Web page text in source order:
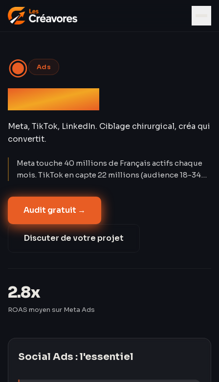
◉ Ads
Social Ads
Meta, TikTok, LinkedIn. Ciblage chirurgical, créa qui
convertit.
Meta touche 40 millions de Français actifs chaque
mois. TikTok en capte 22 millions (audience 18-34
Social Ads créent la demande là où Google Ads la
capture. Nos campagnes atteignent un CPA réduit
de 42 % après 60 jours d'optimisation.
Audit gratuit →
Discuter de votre projet
2.8x
ROAS moyen sur Meta Ads
Social Ads : l'essentiel